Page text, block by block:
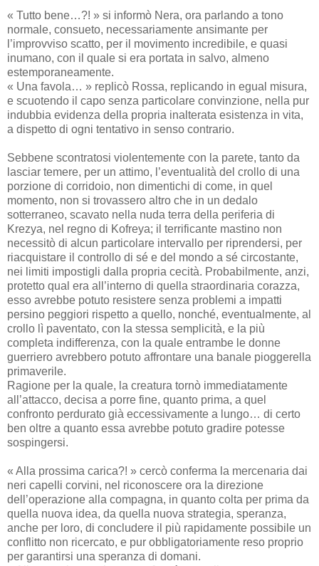
« Tutto bene…?! » si informò Nera, ora parlando a tono
normale, consueto, necessariamente ansimante per
l’improvviso scatto, per il movimento incredibile, e quasi
inumano, con il quale si era portata in salvo, almeno
estemporaneamente.
« Una favola… » replicò Rossa, replicando in egual misura,
e scuotendo il capo senza particolare convinzione, nella pur
indubbia evidenza della propria inalterata esistenza in vita,
a dispetto di ogni tentativo in senso contrario.
Sebbene scontratosi violentemente con la parete, tanto da
lasciar temere, per un attimo, l’eventualità del crollo di una
porzione di corridoio, non dimentichi di come, in quel
momento, non si trovassero altro che in un dedalo
sotterraneo, scavato nella nuda terra della periferia di
Krezya, nel regno di Kofreya; il terrificante mastino non
necessitò di alcun particolare intervallo per riprendersi, per
riacquistare il controllo di sé e del mondo a sé circostante,
nei limiti impostigli dalla propria cecità. Probabilmente, anzi,
protetto qual era all’interno di quella straordinaria corazza,
esso avrebbe potuto resistere senza problemi a impatti
persino peggiori rispetto a quello, nonché, eventualmente, al
crollo lì paventato, con la stessa semplicità, e la più
completa indifferenza, con la quale entrambe le donne
guerriero avrebbero potuto affrontare una banale pioggerella
primaverile.
Ragione per la quale, la creatura tornò immediatamente
all’attacco, decisa a porre fine, quanto prima, a quel
confronto perdurato già eccessivamente a lungo… di certo
ben oltre a quanto essa avrebbe potuto gradire potesse
sospingersi.
« Alla prossima carica?! » cercò conferma la mercenaria dai
neri capelli corvini, nel riconoscere ora la direzione
dell’operazione alla compagna, in quanto colta per prima da
quella nuova idea, da quella nuova strategia, speranza,
anche per loro, di concludere il più rapidamente possibile un
conflitto non ricercato, e pur obbligatoriamente reso proprio
per garantirsi una speranza di domani.